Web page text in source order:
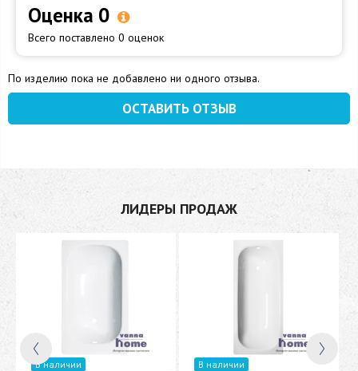
Оценка 0
Всего поставлено 0 оценок
По изделию пока не добавлено ни одного отзыва.
ОСТАВИТЬ ОТЗЫВ
ЛИДЕРЫ ПРОДАЖ
В наличии В наличии